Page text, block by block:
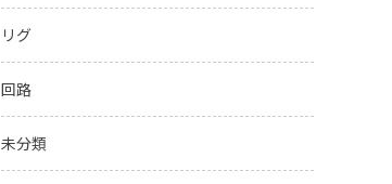
リグ
回路
未分類